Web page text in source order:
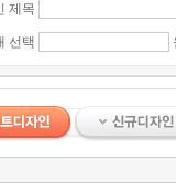
제목
선택